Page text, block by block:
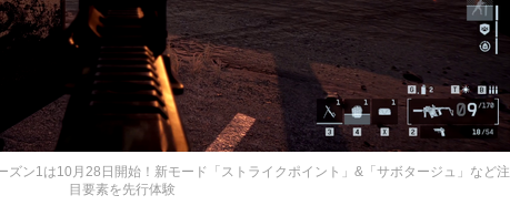
ズン1は10月28日開始！新モード「ストライクポイント」&「サボタージュ」など注
目要素を先行体験